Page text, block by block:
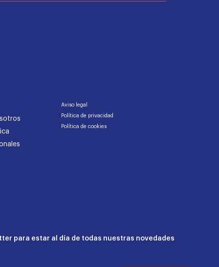
Aviso legal
Política de privacidad
Política de cookies
para estar al día de todas nuestras novedades